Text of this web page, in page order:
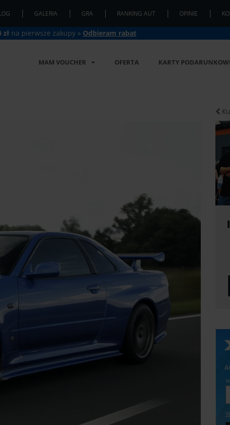
GALERIA GRA RANKING AUT OPINIE
na pierwsze zakupy » Odbieram rabat
MAM VOUCHER OFERTA KARTY